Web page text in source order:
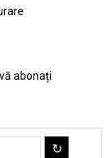
abonați